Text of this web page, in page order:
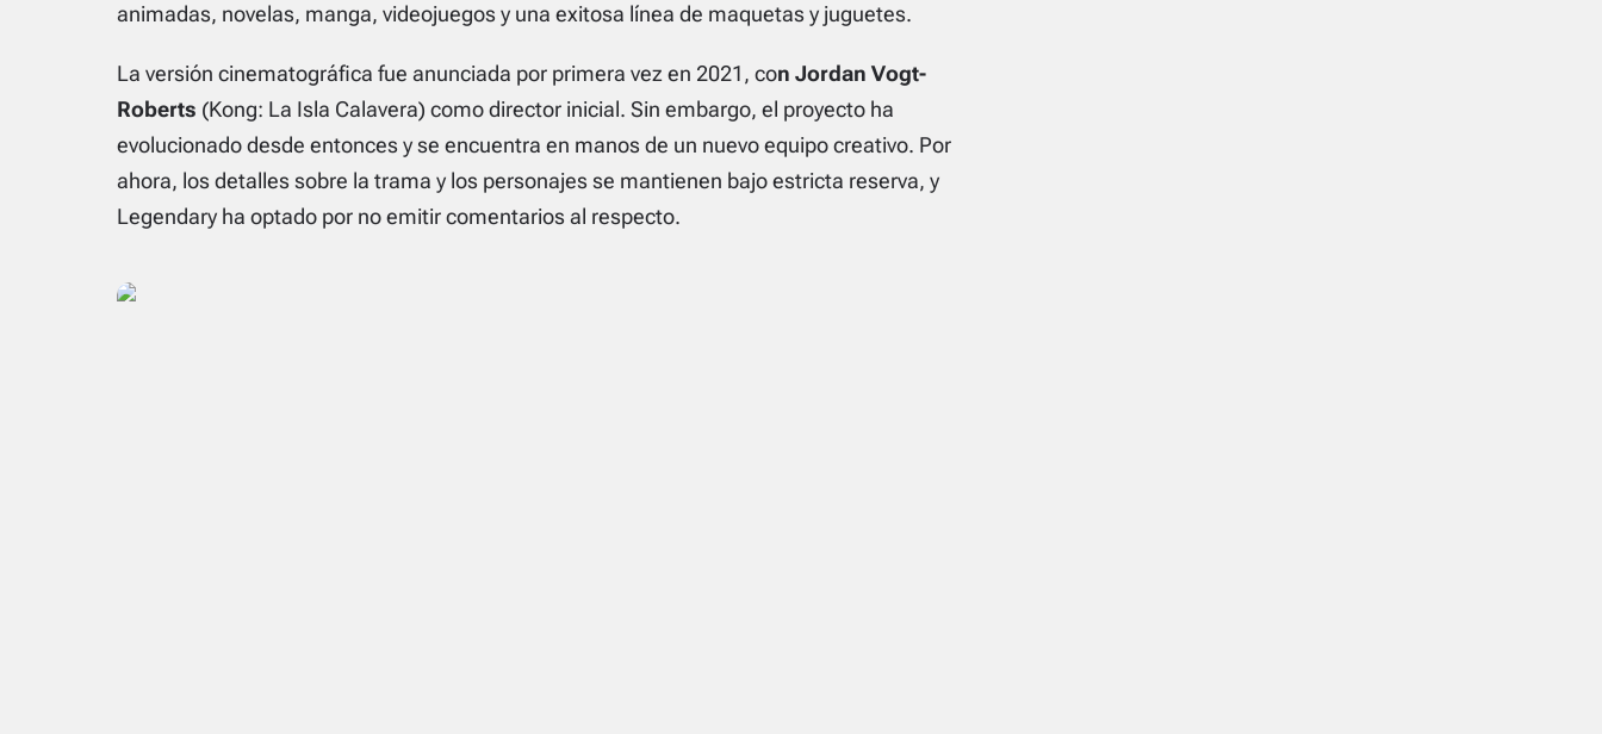
animadas, novelas, manga, videojuegos y una exitosa línea de maquetas y juguetes.
La versión cinematográfica fue anunciada por primera vez en 2021, con Jordan Vogt-
Roberts (Kong: La Isla Calavera) como director inicial. Sin embargo, el proyecto ha
evolucionado desde entonces y se encuentra en manos de un nuevo equipo creativo. Por
ahora, los detalles sobre la trama y los personajes se mantienen bajo estricta reserva, y
Legendary ha optado por no emitir comentarios al respecto.